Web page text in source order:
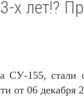
х лет!?
СУ-155, стали
от 06